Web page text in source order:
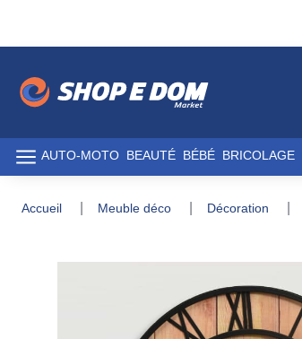
AUTO-MOTO BEAUTÉ BÉBÉ BRICOLAGE
accueil meuble déco décoration